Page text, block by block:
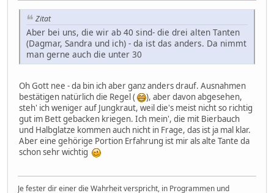
Zitat
Aber bei uns, die wir ab 40 sind- die drei alten Tanten
(Dagmar, Sandra und ich) - da ist das anders. Da nimmt
man gerne auch die unter 30
Oh Gott nee - da bin ich aber ganz anders drauf. Ausnahmen
bestätigen natürlich die Regel (
), aber davon abgesehen,
steh' ich weniger auf Jungkraut, weil die's meist nicht so richtig
gut im Bett gebacken kriegen. Ich mein', die mit Bierbauch
und Halbglatze kommen auch nicht in Frage, das ist ja mal klar.
Aber eine gehörige Portion Erfahrung ist mir als alte Tante da
schon sehr wichtig
Je fester dir einer die Wahrheit verspricht, in Programmen und